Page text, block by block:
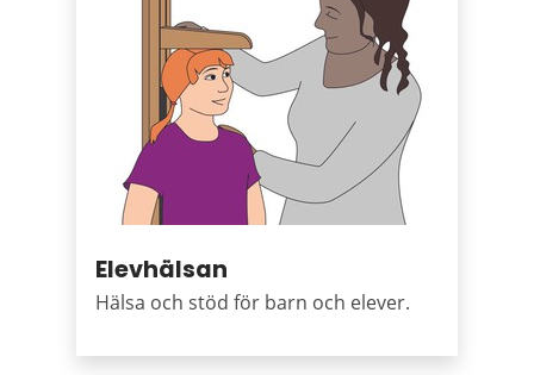
Elevhälsan
Hälsa och stöd för barn och elever.